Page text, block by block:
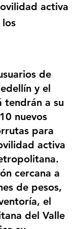
activa
de
y el
tendrán a su
nuevos
para
activa
cercana a
de pesos,
el
del Valle